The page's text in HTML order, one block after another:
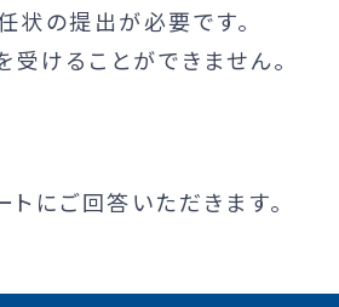
状の提出が必要です。
けることができません。
にご回答いただきます。